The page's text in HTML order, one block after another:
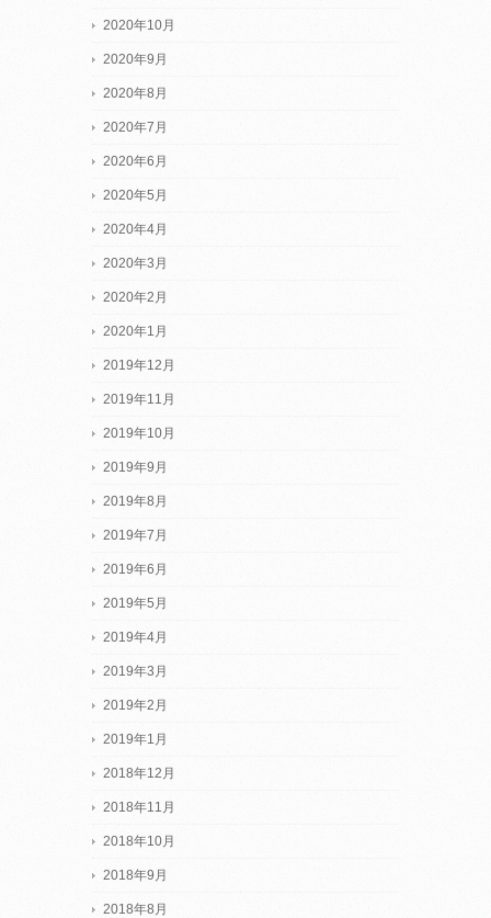
2020年10月
2020年9月
2020年8月
2020年7月
2020年6月
2020年5月
2020年4月
2020年3月
2020年2月
2020年1月
2019年12月
2019年11月
2019年10月
2019年9月
2019年8月
2019年7月
2019年6月
2019年5月
2019年4月
2019年3月
2019年2月
2019年1月
2018年12月
2018年11月
2018年10月
2018年9月
2018年8月